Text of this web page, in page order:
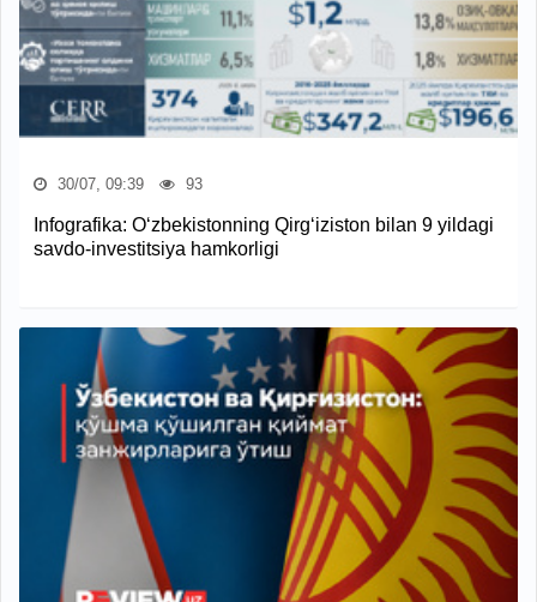
30/07, 09:39 93
Infografika: O‘zbekistonning Qirg‘iziston bilan 9 yildagi
savdo-investitsiya hamkorligi